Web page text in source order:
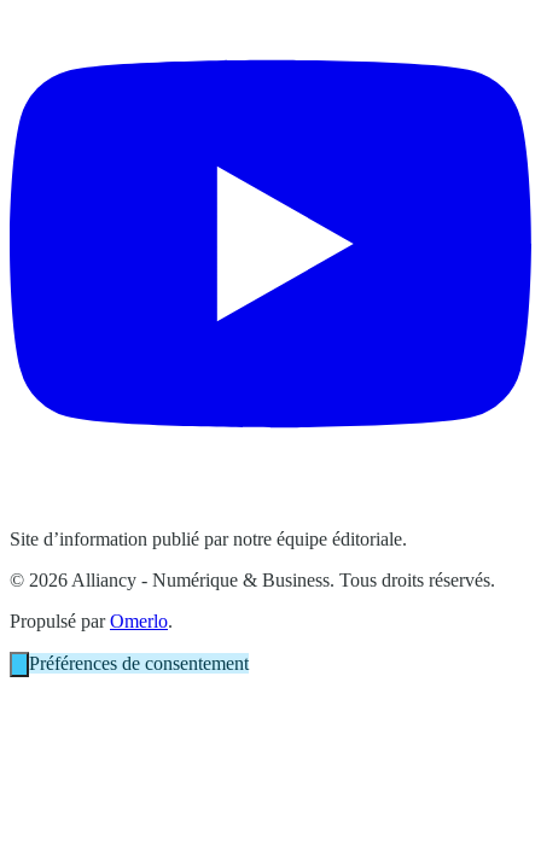
Site d’information publié par notre équipe éditoriale.
© 2026 Alliancy - Numérique & Business. Tous droits réservés.
Propulsé parOmerlo.
Préférences de consentement